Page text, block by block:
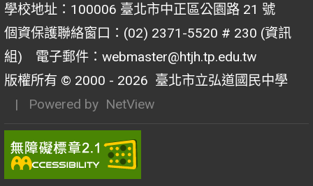
學校地址：100006 臺北市中正區公園路 21 號
個資保護聯絡窗口：(02) 2371-5520 # 230 (資訊
組) 電子郵件：webmaster@htjh.tp.edu.tw
版權所有 © 2000 - 2026 臺北市立弘道國民中學
| Powered by NetView